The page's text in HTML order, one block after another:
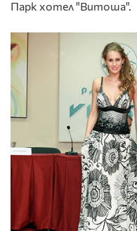
Парк хотел "Витоша".